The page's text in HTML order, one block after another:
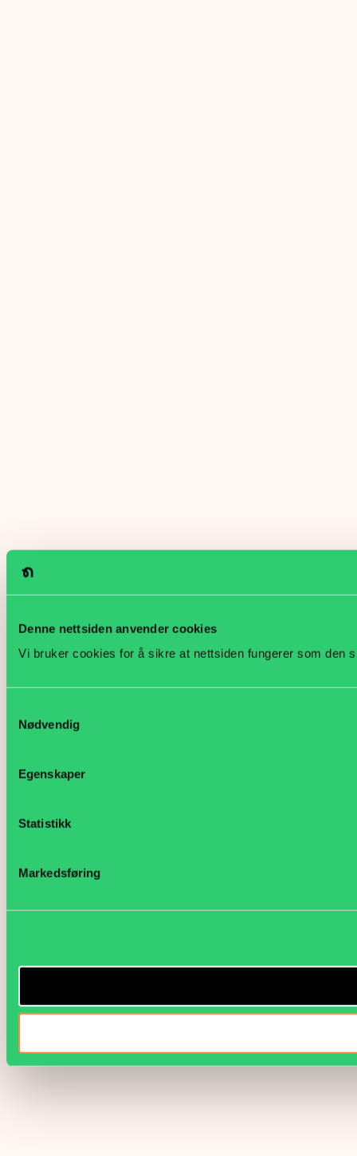
Denne nettsiden anvender cookies
Vi bruker cookies for å sikre at nettsiden fungerer som den
Nødvendig
Egenskaper
Statistikk
Markedsføring